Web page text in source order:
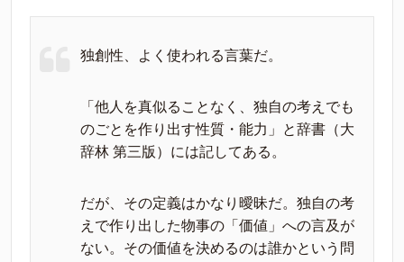
独創性、よく使われる言葉だ。
「他人を真似ることなく、独自の考えでも
のごとを作り出す性質・能力」と辞書（大
辞林 第三版）には記してある。
だが、その定義はかなり曖昧だ。独自の考
えで作り出した物事の「価値」への言及が
ない。その価値を決めるのは誰かという問